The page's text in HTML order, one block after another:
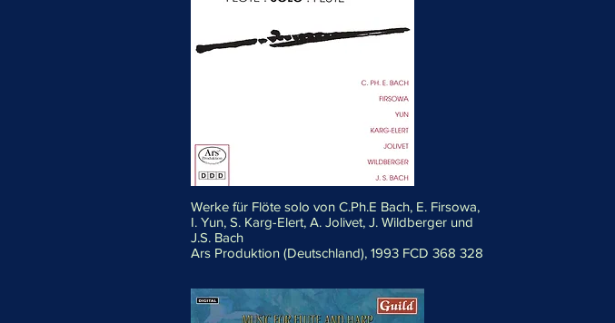
Werke für Flöte solo von C.Ph.E Bach, E. Firsowa,
I. Yun, S. Karg-Elert, A. Jolivet, J. Wildberger und
J.S. Bach
Ars Produktion (Deutschland), 1993 FCD 368 328